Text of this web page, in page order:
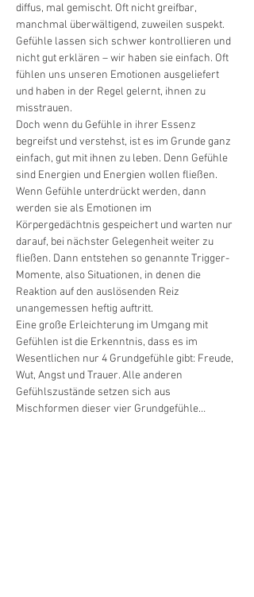
diffus, mal gemischt. Oft nicht greifbar,
manchmal überwältigend, zuweilen suspekt.
Gefühle lassen sich schwer kontrollieren und
nicht gut erklären – wir haben sie einfach. Oft
fühlen uns unseren Emotionen ausgeliefert
und haben in der Regel gelernt, ihnen zu
misstrauen.
Doch wenn du Gefühle in ihrer Essenz
begreifst und verstehst, ist es im Grunde ganz
einfach, gut mit ihnen zu leben. Denn Gefühle
sind Energien und Energien wollen fließen.
Wenn Gefühle unterdrückt werden, dann
werden sie als Emotionen im
Körpergedächtnis gespeichert und warten nur
darauf, bei nächster Gelegenheit weiter zu
fließen. Dann entstehen so genannte Trigger-
Momente, also Situationen, in denen die
Reaktion auf den auslösenden Reiz
unangemessen heftig auftritt.
Eine große Erleichterung im Umgang mit
Gefühlen ist die Erkenntnis, dass es im
Wesentlichen nur 4 Grundgefühle gibt: Freude,
Wut, Angst und Trauer. Alle anderen
Gefühlszustände setzen sich aus
Mischformen dieser vier Grundgefühle…